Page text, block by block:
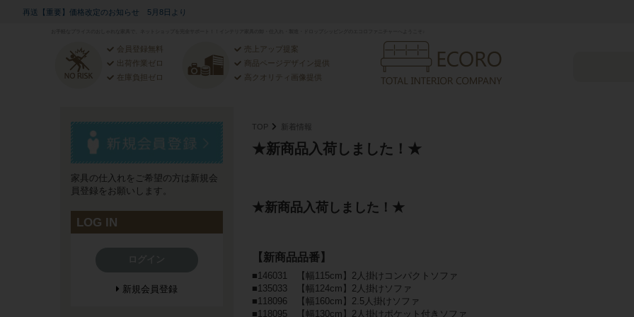
再送【重要】価格改定のお知らせ 5月8日より
会員登録無料
出荷作業ゼロ
在庫負担ゼロ
売上アップ提案
商品ページデザイン提供
高クオリティ画像提供
TOP 新着情報
★新商品入荷しました！★
★新商品入荷しました！★
【新商品品番】
■146031 【幅115cm】2人掛けコンパクトソファ
■135033 【幅124cm】2人掛けソファ
■118096 【幅160cm】2.5人掛けソファ
■118095 【幅130cm】2人掛けポケット付きソファ
家具の仕入れをご希望の方は新規会
員登録をお願いします。
LOG IN
新規会員登録